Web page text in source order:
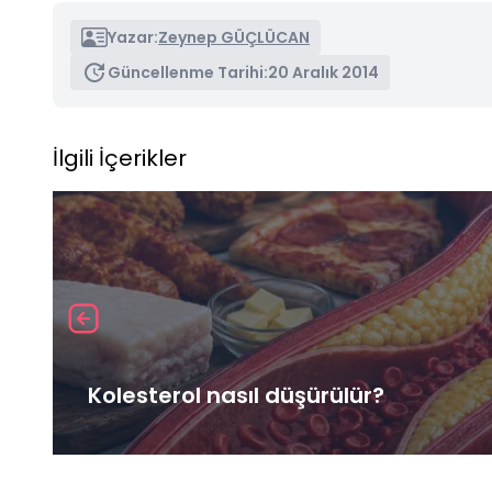
Yazar:Zeynep GÜÇLÜCAN
Güncellenme Tarihi:20 Aralık 2014
İlgili İçerikler
Kolesterol nasıl düşürülür?